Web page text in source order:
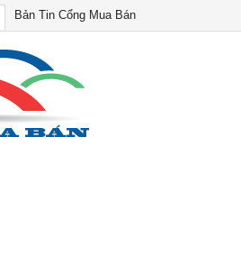
Bản Tin Cổng Mua Bán